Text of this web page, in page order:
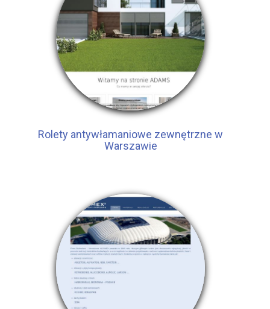
Rolety antywłamaniowe zewnętrzne w
Warszawie